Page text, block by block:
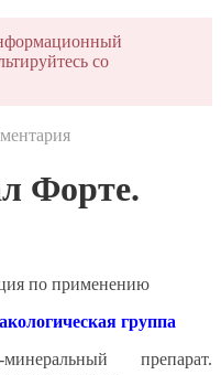
со
Форте.
по применению
группа
препарат.